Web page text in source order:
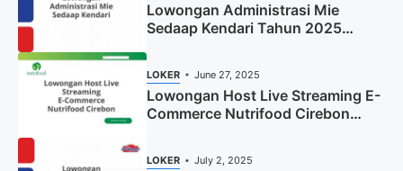
Lowongan Administrasi Mie
Sedaap Kendari Tahun 2025
LOKER June 27, 2025
Lowongan Host Live Streaming E-
Commerce Nutrifood Cirebon
LOKER July 2, 2025